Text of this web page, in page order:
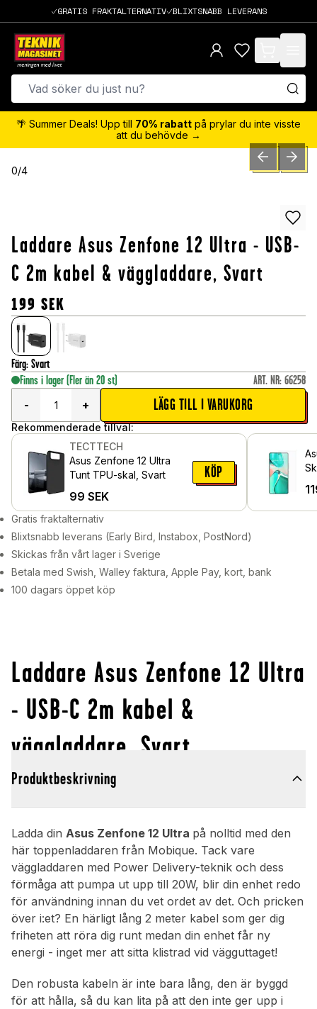
GRATIS FRAKTALTERNATIV BLIXTSNABB LEVERANS
items in cart,
🌴 Summer Deals! Upp till 70% rabatt på prylar du inte visste
att du behövde →
0/4 PREVIOUSNEXT
Laddare Asus Zenfone 12 Ultra - USB-
C 2m kabel & väggladdare, Svart
199 SEK
Färg: Svart
Finns i lager (Fler än 20 st) ART. NR: 66258
-
+ LÄGG TILL I VARUKORG
Rekommenderade tillval:
TECTTECH
Asus Zenfone 12 Ultra
Tunt TPU-skal, Svart
99 SEK
KÖP
Gratis fraktalternativ
Blixtsnabb leverans (Early Bird, Instabox, PostNord)
Skickas från vårt lager i Sverige
Betala med Swish, Walley faktura, Apple Pay, kort, bank
100 dagars öppet köp
Laddare Asus Zenfone 12 Ultra
- USB-C 2m kabel &
väggladdare, Svart
Produktbeskrivning
Ladda din Asus Zenfone 12 Ultra på nolltid med den
här toppenladdaren från Mobique. Tack vare
väggladdaren med Power Delivery-teknik och dess
förmåga att pumpa ut upp till 20W, blir din enhet redo
för användning innan du vet ordet av det. Och pricken
över i:et? En härligt lång 2 meter kabel som ger dig
friheten att röra dig runt medan din enhet får ny
energi - inget mer att sitta klistrad vid vägguttaget!
Den robusta kabeln är inte bara lång, den är byggd
för att hålla, så du kan lita på att den inte ger upp i